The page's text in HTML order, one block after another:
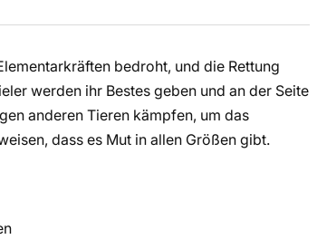
bedroht, und die Rettung
werden ihr Bestes geben und an der Seite
anderen Tieren kämpfen, um das
dass es Mut in allen Größen gibt.